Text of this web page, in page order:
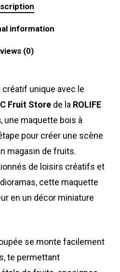
information
(0)
unique avec le
Fruit Storede la ROLIFE
, une maquette bois à
pour créer une scène
magasin de fruits.
de loisirs créatifs et
cette maquette
en un décor miniature
se monte facilement
te permettant